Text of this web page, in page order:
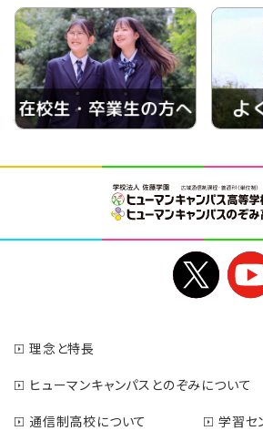
理念と特長
ヒューマンキャンパスとのぞみについて
通信制高校について
学習セ